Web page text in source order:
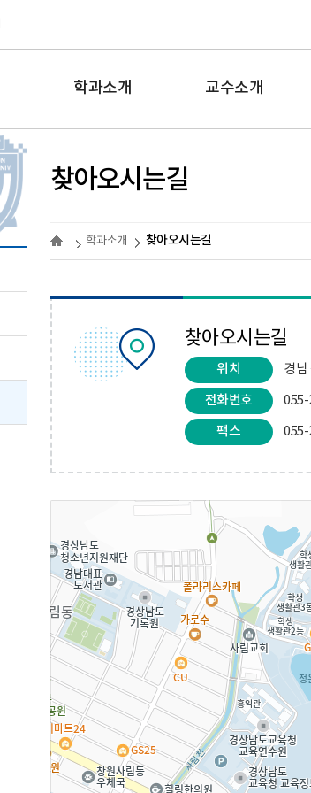
학과소개 교수소개
찾아오시는길
학과소개 찾아오시는길
찾아오시는길
위치 경남
전화번호 055-
팩스 055-